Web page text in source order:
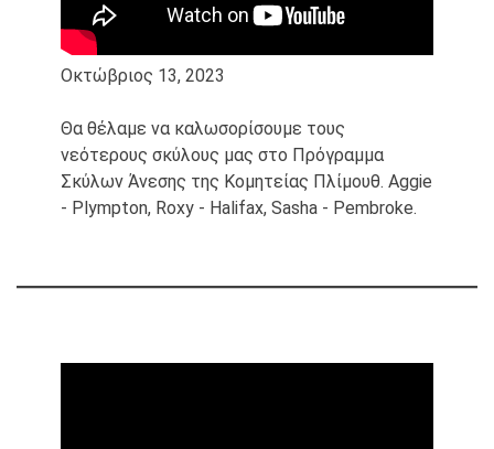
Οκτώβριος 13, 2023
Θα θέλαμε να καλωσορίσουμε τους
νεότερους σκύλους μας στο Πρόγραμμα
Σκύλων Άνεσης της Κομητείας Πλίμουθ. Aggie
- Plympton, Roxy - Halifax, Sasha - Pembroke.